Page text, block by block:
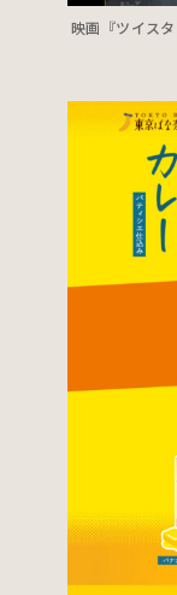
映画『ツイス